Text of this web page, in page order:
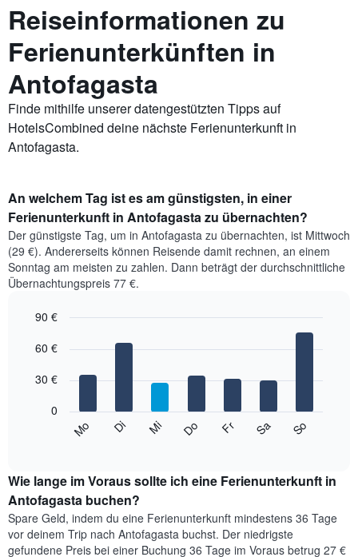
Reiseinformationen zu
Ferienunterkünften in
Antofagasta
Finde mithilfe unserer datengestützten Tipps auf
HotelsCombined deine nächste Ferienunterkunft in
Antofagasta.
An welchem Tag ist es am günstigsten, in einer
Ferienunterkunft in Antofagasta zu übernachten?
Der günstigste Tag, um in Antofagasta zu übernachten, ist Mittwoch
(29 €). Andererseits können Reisende damit rechnen, an einem
Sonntag am meisten zu zahlen. Dann beträgt der durchschnittliche
Übernachtungspreis 77 €.
chart
bars.
folgende
den
durchschnittlichen
Preis
eines
Zimmers
für
graphic.
Mo Di Mi Do Fr Sa So
0
30 €
60 €
90 €
Wie lange im Voraus sollte ich eine Ferienunterkunft in
Antofagasta buchen?
Spare Geld, indem du eine Ferienunterkunft mindestens 36 Tage
vor deinem Trip nach Antofagasta buchst. Der niedrigste
gefundene Preis bei einer Buchung 36 Tage im Voraus betrug 27 €